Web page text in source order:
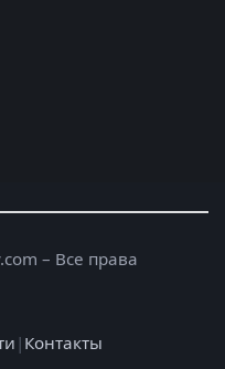
– Все права
| Контакты